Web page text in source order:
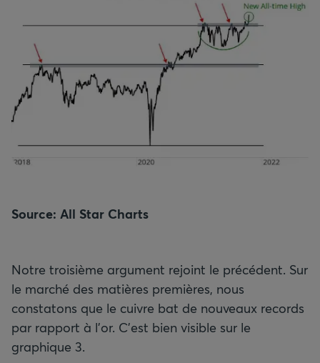
Source: All Star Charts
Notre troisième argument rejoint le précédent. Sur
le marché des matières premières, nous
constatons que le cuivre bat de nouveaux records
par rapport à l’or. C’est bien visible sur le
graphique 3.